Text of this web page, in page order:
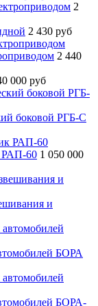
2
2 430 руб
2 440
000 руб
боковой РГБ-С
РАП-60 1 050 000
и
БОРА
БОРА-